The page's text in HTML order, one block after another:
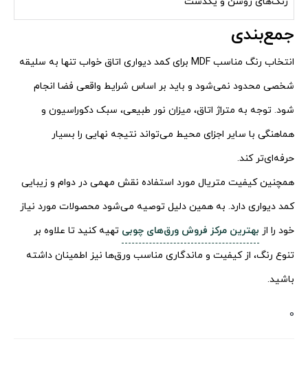
جمع‌بندی
انتخاب رنگ مناسب MDF برای کمد دیواری اتاق خواب تنها به سلیقه
شخصی محدود نمی‌شود و باید بر اساس شرایط واقعی فضا انجام
شود. توجه به متراژ اتاق، میزان نور طبیعی، سبک دکوراسیون و
هماهنگی با سایر اجزای محیط می‌تواند نتیجه نهایی را بسیار
حرفه‌ای‌تر کند.
همچنین کیفیت متریال مورد استفاده نقش مهمی در دوام و زیبایی
کمد دیواری دارد. به همین دلیل توصیه می‌شود محصولات مورد نیاز
خود را از بهترین مرکز فروش ورق‌های چوبی تهیه کنید تا علاوه بر
تنوع رنگ، از کیفیت و ماندگاری مناسب ورق‌ها نیز اطمینان داشته
باشید.
0